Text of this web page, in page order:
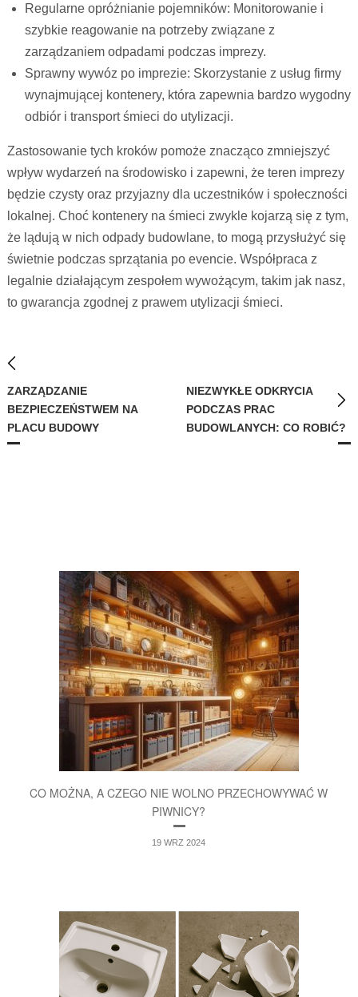
Regularne opróżnianie pojemników: Monitorowanie i
szybkie reagowanie na potrzeby związane z
zarządzaniem odpadami podczas imprezy.
Sprawny wywóz po imprezie: Skorzystanie z usług firmy
wynajmującej kontenery, która zapewnia bardzo wygodny
odbiór i transport śmieci do utylizacji.
Zastosowanie tych kroków pomoże znacząco zmniejszyć
wpływ wydarzeń na środowisko i zapewni, że teren imprezy
będzie czysty oraz przyjazny dla uczestników i społeczności
lokalnej. Choć kontenery na śmieci zwykle kojarzą się z tym,
że lądują w nich odpady budowlane, to mogą przysłużyć się
świetnie podczas sprzątania po evencie. Współpraca z
legalnie działającym zespołem wywożącym, takim jak nasz,
to gwarancja zgodnej z prawem utylizacji śmieci.
ZARZĄDZANIE
BEZPIECZEŃSTWEM NA
PLACU BUDOWY
NIEZWYKŁE ODKRYCIA
PODCZAS PRAC
BUDOWLANYCH: CO ROBIĆ?
CO MOŻNA, A CZEGO NIE WOLNO PRZECHOWYWAĆ W
PIWNICY?
19 WRZ 2024